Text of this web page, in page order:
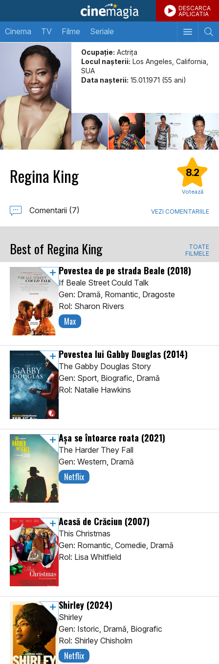
DESCARCA
APLICATIA
Cinema TV Filme Seriale
Ocupație: Actriţa
Locul naşterii: Los Angeles, California,
SUA
Data naşterii: 15.01.1971 (55 ani)
Regina King 8.2
Votează
Comentarii (7) VEZI COMENTARIILE
Best of Regina King
TOATE
FILMELE
Povestea de pe strada Beale (2018)
If Beale Street Could Talk
Gen: Dramă, Romantic, Dragoste
Rol: Sharon Rivers
Max
Povestea lui Gabby Douglas (2014)
The Gabby Douglas Story
Gen: Sport, Biografic, Dramă
Rol: Natalie Hawkins
Așa se întoarce roata (2021)
The Harder They Fall
Gen: Western, Dramă
Netflix
Acasă de Crăciun (2007)
This Christmas
Gen: Romantic, Comedie, Dramă
Rol: Lisa Whitfield
Shirley (2024)
Shirley
Gen: Istoric, Dramă, Biografic
Rol: Shirley Chisholm
Netflix